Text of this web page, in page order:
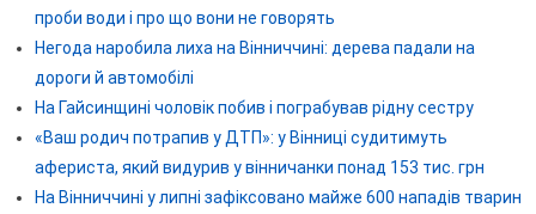
проби води і про що вони не говорять
Негода наробила лиха на Вінниччині: дерева падали на
дороги й автомобілі
На Гайсинщині чоловік побив і пограбував рідну сестру
«Ваш родич потрапив у ДТП»: у Вінниці судитимуть
афериста, який видурив у вінничанки понад 153 тис. грн
На Вінниччині у липні зафіксовано майже 600 нападів тварин